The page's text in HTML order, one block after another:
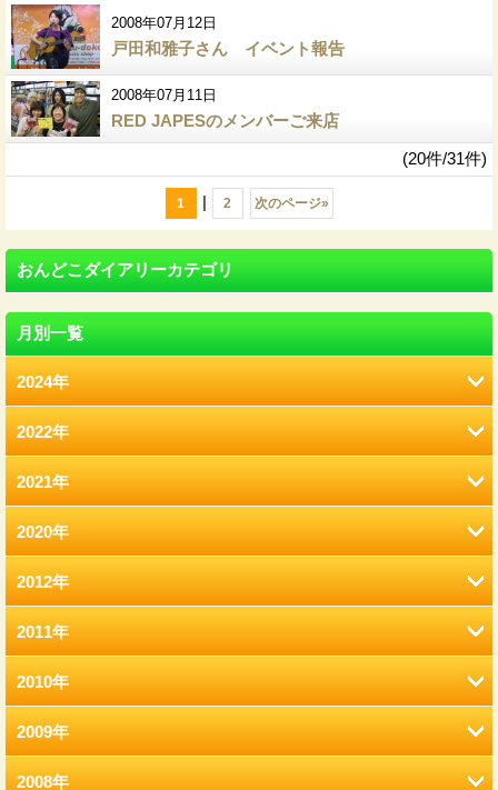
2008年07月12日
戸田和雅子さん イベント報告
2008年07月11日
RED JAPESのメンバーご来店
(20件/31件)
1 | 2 次のページ»
おんどこダイアリーカテゴリ
月別一覧
2024年
8月 (12)
2022年
2月 (12)
1月 (77)
2021年
12月 (41)
11月 (22)
10月 (22)
9月 (21)
8月 (17)
2020年
12月 (7)
11月 (6)
10月 (9)
9月 (13)
2012年
12月 (2)
11月 (2)
9月 (2)
8月 (4)
2011年
12月 (2)
11月 (8)
10月 (3)
2010年
12月 (9)
11月 (15)
2009年
12月 (7)
2008年